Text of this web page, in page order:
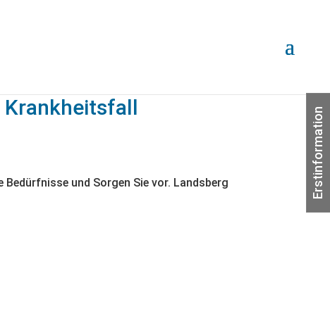
Krankheitsfall Erstinformation